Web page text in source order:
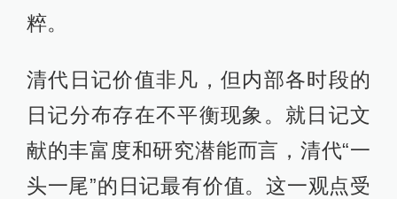
粹。
清代日记价值非凡，但内部各时段的
日记分布存在不平衡现象。就日记文
献的丰富度和研究潜能而言，清代“一
头一尾”的日记最有价值。这一观点受